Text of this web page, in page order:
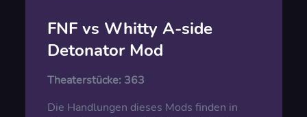
FNF vs Whitty A-side
Detonator Mod
Theaterstücke: 363
Die Handlungen dieses Mods finden in